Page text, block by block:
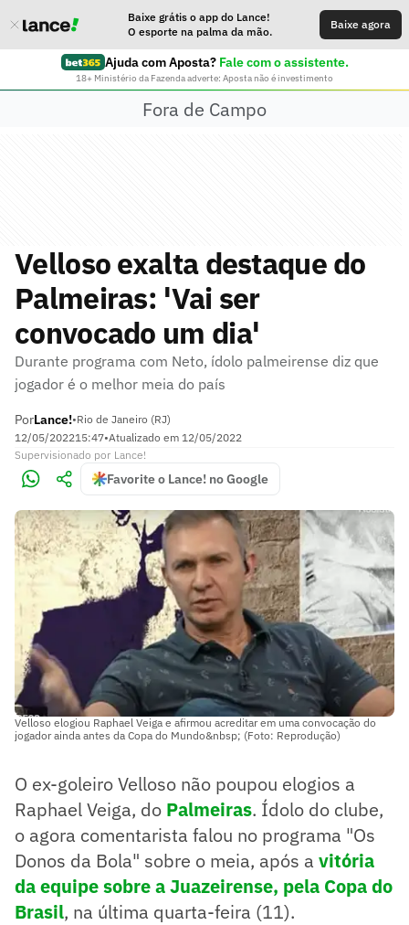
Baixe grátis o app do Lance!
O esporte na palma da mão.
Baixe agora
Ajuda com Aposta? Fale com o assistente.
18+ Ministério da Fazenda adverte: Aposta não é investimento
Fora de Campo
Velloso exalta destaque do
Palmeiras: 'Vai ser
convocado um dia'
Durante programa com Neto, ídolo palmeirense diz que
jogador é o melhor meia do país
PorLance!•Rio de Janeiro (RJ)
12/05/202215:47•Atualizado em 12/05/2022
Supervisionado por Lance!
Favorite o Lance! no Google
Velloso elogiou Raphael Veiga e afirmou acreditar em uma convocação do
jogador ainda antes da Copa do Mundo&nbsp; (Foto: Reprodução)
O ex-goleiro Velloso não poupou elogios a
Raphael Veiga, do Palmeiras. Ídolo do clube,
o agora comentarista falou no programa "Os
Donos da Bola" sobre o meia, após a vitória
da equipe sobre a Juazeirense, pela Copa do
Brasil, na última quarta-feira (11).